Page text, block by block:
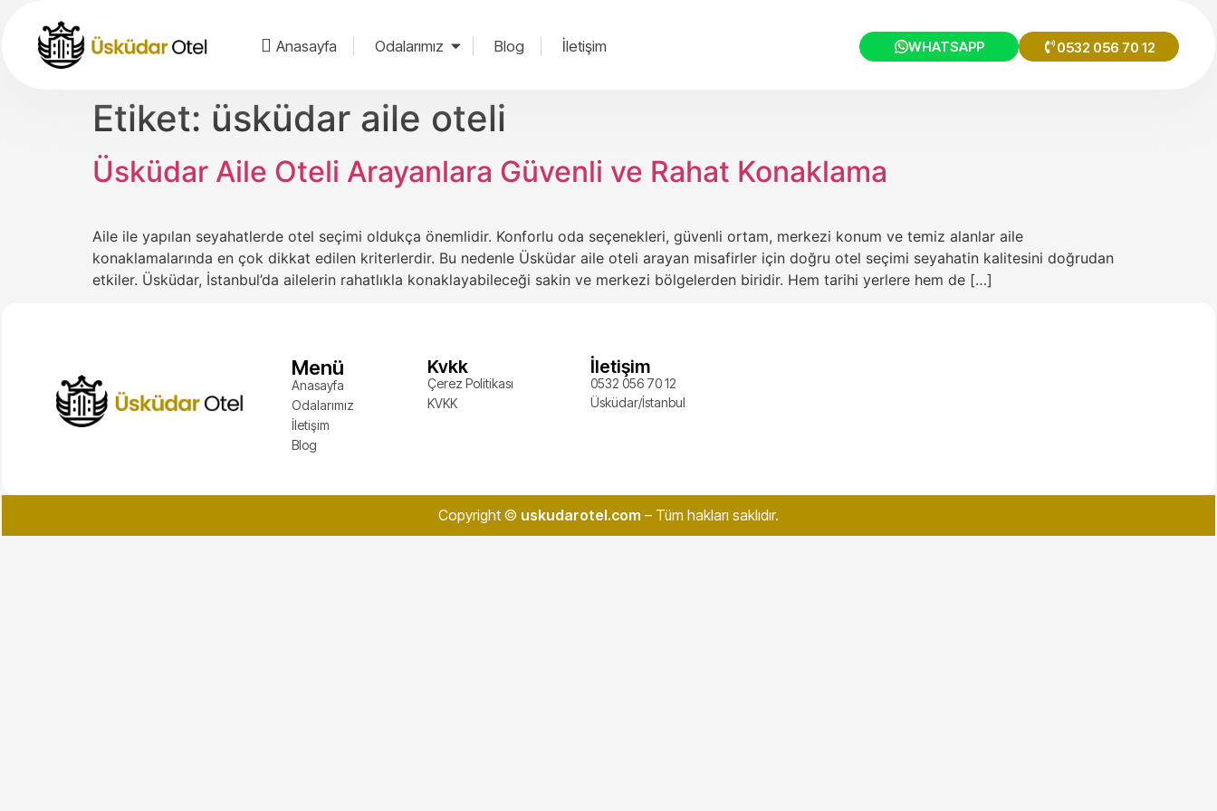
Anasayfa Odalarımız Blog İletişim WHATSAPP 0532 056 70 12
Etiket: üsküdar aile oteli
Üsküdar Aile Oteli Arayanlara Güvenli ve Rahat Konaklama
Aile ile yapılan seyahatlerde otel seçimi oldukça önemlidir. Konforlu oda seçenekleri, güvenli ortam, merkezi konum ve temiz alanlar aile
konaklamalarında en çok dikkat edilen kriterlerdir. Bu nedenle Üsküdar aile oteli arayan misafirler için doğru otel seçimi seyahatin kalitesini doğrudan
etkiler. Üsküdar, İstanbul’da ailelerin rahatlıkla konaklayabileceği sakin ve merkezi bölgelerden biridir. Hem tarihi yerlere hem de […]
Menü
Anasayfa
Odalarımız
İletişim
Blog
Kvkk
Çerez Politikası
KVKK
İletişim
0532 056 70 12
Üsküdar/İstanbul
Copyright © uskudarotel.com – Tüm hakları saklıdır.